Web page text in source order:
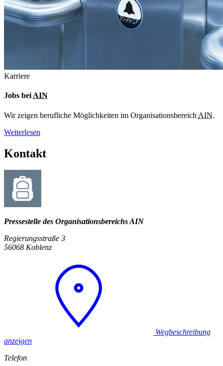
Karriere
Jobs beiAIN
Wir zeigen berufliche Möglichkeiten im Organisationsbereich AIN.
Weiterlesen
Kontakt
Pressestelle des Organisationsbereichs AIN
Regierungsstraße 3
56068 Koblenz
Wegbeschreibung
anzeigen
Telefon